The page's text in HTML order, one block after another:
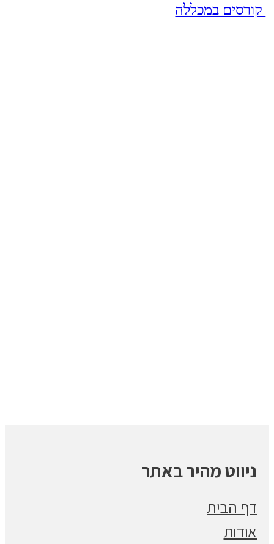
קורסים במכללה
ניווט מהיר באתר
דף הבית
אודות